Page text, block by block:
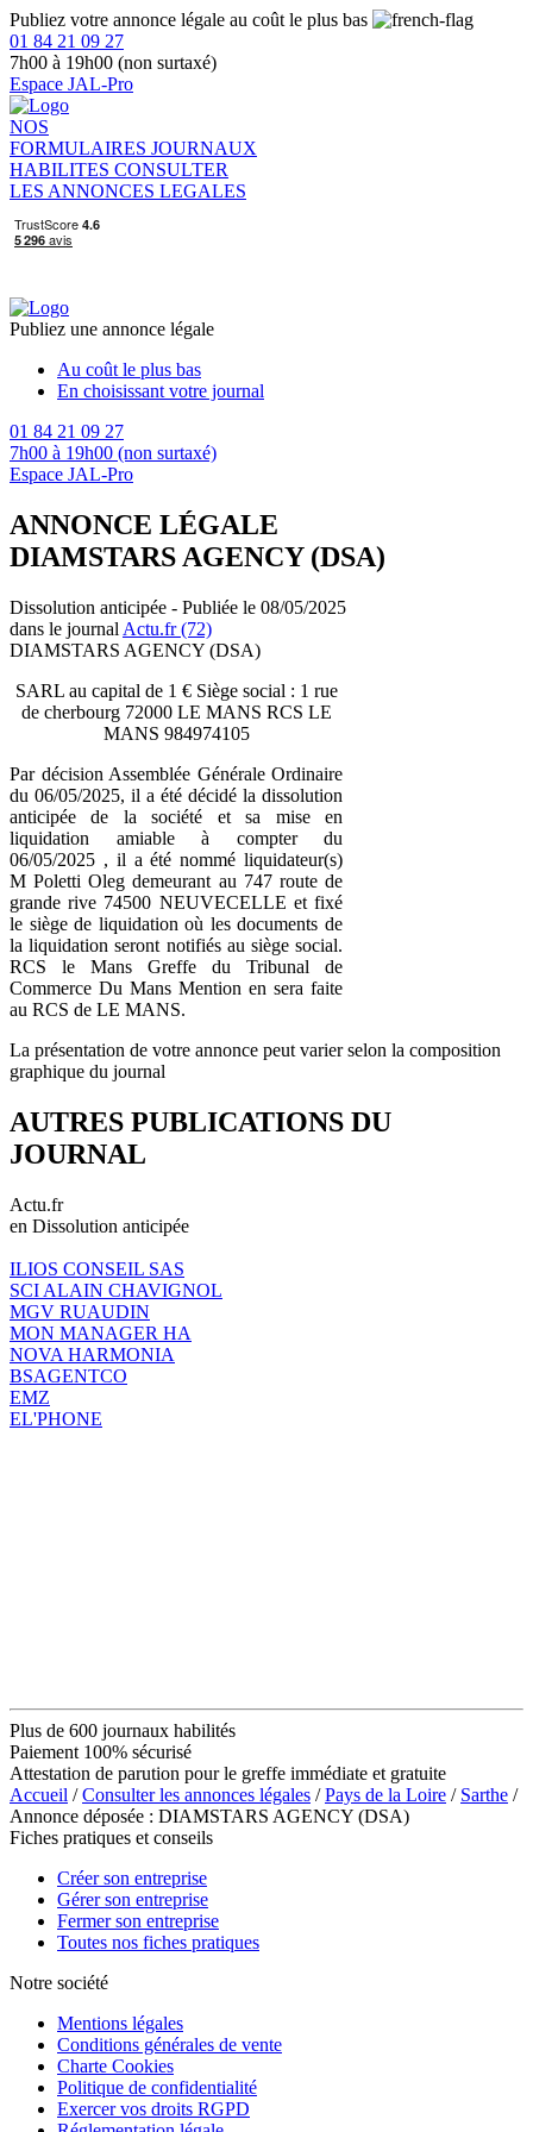
Publiez votre annonce légale au coût le plus bas
01 84 21 09 27
7h00 à 19h00 (non surtaxé)
Espace JAL-Pro
NOS
FORMULAIRES JOURNAUX
HABILITES CONSULTER
LES ANNONCES LEGALES
Publiez une annonce légale
Au coût le plus bas
En choisissant votre journal
01 84 21 09 27
7h00 à 19h00 (non surtaxé)
Espace JAL-Pro
ANNONCE LÉGALE
DIAMSTARS AGENCY (DSA)
Dissolution anticipée - Publiée le 08/05/2025
dans le journal Actu.fr (72)
DIAMSTARS AGENCY (DSA)
SARL au capital de 1 € Siège social : 1 rue
de cherbourg 72000 LE MANS RCS LE
MANS 984974105
Par décision Assemblée Générale Ordinaire
du 06/05/2025, il a été décidé la dissolution
anticipée de la société et sa mise en
liquidation amiable à compter du
06/05/2025 , il a été nommé liquidateur(s)
M Poletti Oleg demeurant au 747 route de
grande rive 74500 NEUVECELLE et fixé
le siège de liquidation où les documents de
la liquidation seront notifiés au siège social.
RCS le Mans Greffe du Tribunal de
Commerce Du Mans Mention en sera faite
au RCS de LE MANS.
La présentation de votre annonce peut varier selon la composition
graphique du journal
AUTRES PUBLICATIONS DU
JOURNAL
Actu.fr
en Dissolution anticipée
ILIOS CONSEIL SAS
SCI ALAIN CHAVIGNOL
MGV RUAUDIN
MON MANAGER HA
NOVA HARMONIA
BSAGENTCO
EMZ
EL'PHONE
Plus de 600 journaux habilités
Paiement 100% sécurisé
Attestation de parution pour le greffe immédiate et gratuite
Accueil /Consulter les annonces légales /Pays de la Loire / Sarthe /
Annonce déposée : DIAMSTARS AGENCY (DSA)
Fiches pratiques et conseils
Créer son entreprise
Gérer son entreprise
Fermer son entreprise
Toutes nos fiches pratiques
Notre société
Mentions légales
Conditions générales de vente
Charte Cookies
Politique de confidentialité
Exercer vos droits RGPD